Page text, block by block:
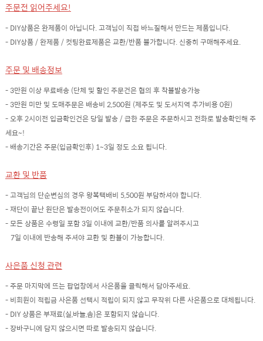
주문전 읽어주세요!
- DIY상품은 완제품이 아닙니다. 고객님이 직접 바느질해서 만드는 제품입니다.
- DIY상품 / 완제품 / 컷팅완료제품은 교환/반품 불가합니다. 신중히 구매해주세요.
주문 및 배송정보
- 3만원 이상 무료배송 (단체 및 할인 주문건은 협의 후 착불발송가능
- 3만원 미만 및 도매주문은 배송비 2,500원 (제주도 및 도서지역 추가비용 0원)
- 오후 2시이전 입금확인건은 당일 발송 / 급한 주문은 주문하시고 전화로 발송확인해 주
세요~!
- 배송기간은 주문(입금확인후) 1~3일 정도 소요 됩니다.
교환 및 반품
- 고객님의 단순변심의 경우 왕복택배비 5,500원 부담하셔야 합니다.
- 재단이 끝난 원단은 발송전이어도 주문취소가 되지 않습니다.
- 모든 상품은 수령일 포함 3일 이내에 교환/반품 의사를 알려주시고
7일 이내에 반송해 주셔야 교환 및 환불이 가능합니다.
사은품 신청 관련
- 주문 마지막에 뜨는 팝업창에서 사은품을 클릭해서 담아주세요.
- 비회원이 적립금 사은품 선택시 적립이 되지 않고 무작위 다른 사은품으로 대체됩니다.
- DIY 상품은 부재료(실,바늘,솜)은 포함되지 않습니다.
- 장바구니에 담지 않으시면 따로 발송되지 않습니다.